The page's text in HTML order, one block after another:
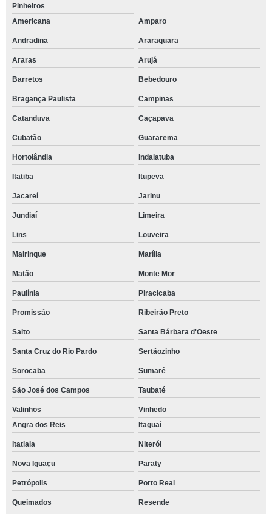
Pinheiros
Americana
Amparo
Andradina Araraquara
Araras Arujá
Barretos Bebedouro
Bragança Paulista Campinas
Catanduva Caçapava
Cubatão Guararema
Hortolândia Indaiatuba
Itatiba Itupeva
Jacareí Jarinu
Jundiaí Limeira
Lins Louveira
Mairinque Marília
Matão Monte Mor
Paulínia Piracicaba
Promissão Ribeirão Preto
Salto Santa Bárbara d'Oeste
Santa Cruz do Rio Pardo Sertãozinho
Sorocaba Sumaré
São José dos Campos Taubaté
Valinhos
Vinhedo
Angra dos Reis
Itaguaí
Itatiaia Niterói
Nova Iguaçu Paraty
Petrópolis Porto Real
Queimados Resende